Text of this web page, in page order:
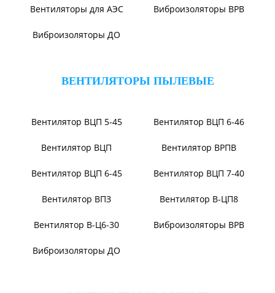
Вентилятор ВР104-79-9-3
Вентилятор ВЦКИ1-
Вентилятор ВЦКП-2219 Вентилятор УЦВ